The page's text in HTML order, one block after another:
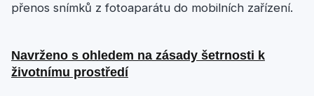
přenos snímků z fotoaparátu do mobilních zařízení.
Navrženo s ohledem na zásady šetrnosti k
životnímu prostředí